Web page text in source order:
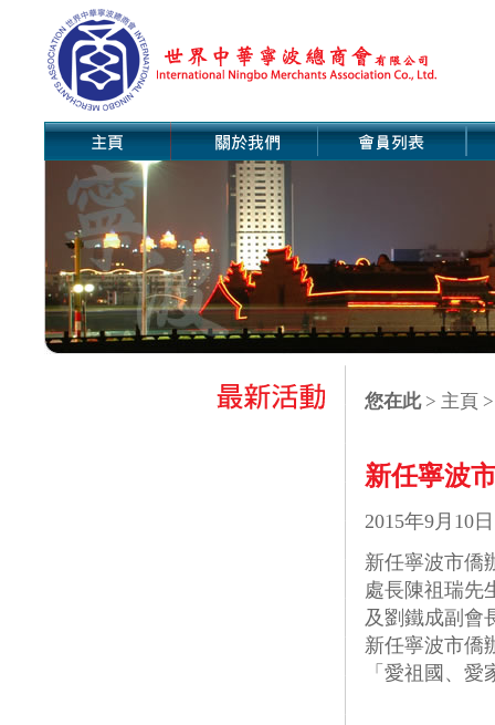
您在此> 主頁 >
新任寧波
2015年9月10日
新任寧波市僑
處長陳祖瑞先
及劉鐵成副會
新任寧波市僑
「愛祖國、